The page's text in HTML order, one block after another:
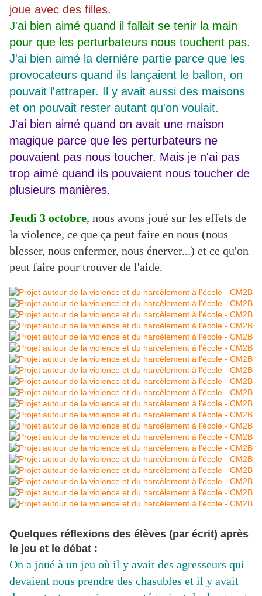
joue avec des filles.
J'ai bien aimé quand il fallait se tenir la main
pour que les perturbateurs nous touchent pas.
J'ai bien aimé la dernière partie parce que les
provocateurs quand ils lançaient le ballon, on
pouvait l'attraper. Il y avait aussi des maisons
et on pouvait rester autant qu'on voulait.
J'ai bien aimé quand on avait une maison
magique parce que les perturbateurs ne
pouvaient pas nous toucher. Mais je n'ai pas
trop aimé quand ils pouvaient nous toucher de
plusieurs manières.
Jeudi 3 octobre, nous avons joué sur les effets de
la violence, ce que ça peut faire en nous (nous
blesser, nous enfermer, nous énerver...) et ce qu'on
peut faire pour trouver de l'aide.
Quelques réflexions des élèves (par écrit) après
le jeu et le débat :
On a joué à un jeu où il y avait des agresseurs qui
devaient nous prendre des chasubles et il y avait